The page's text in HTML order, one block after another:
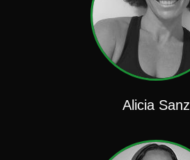
Alicia Sanz